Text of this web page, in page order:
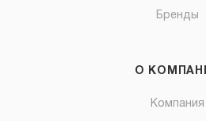
Бренды
О
Компания